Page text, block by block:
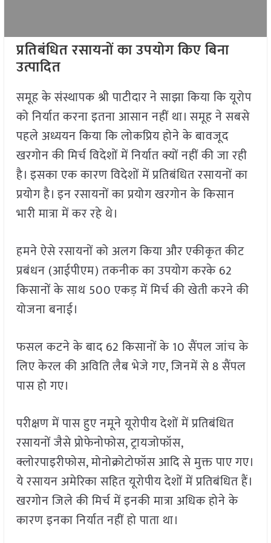
प्रतिबंधित रसायनों का उपयोग किए बिना
उत्पादित
समूह के संस्थापक श्री पाटीदार ने साझा किया कि यूरोप
को निर्यात करना इतना आसान नहीं था। समूह ने सबसे
पहले अध्ययन किया कि लोकप्रिय होने के बावजूद
खरगोन की मिर्च विदेशों में निर्यात क्यों नहीं की जा रही
है। इसका एक कारण विदेशों में प्रतिबंधित रसायनों का
प्रयोग है। इन रसायनों का प्रयोग खरगोन के किसान
भारी मात्रा में कर रहे थे।
हमने ऐसे रसायनों को अलग किया और एकीकृत कीट
प्रबंधन (आईपीएम) तकनीक का उपयोग करके 62
किसानों के साथ 500 एकड़ में मिर्च की खेती करने की
योजना बनाई।
फसल कटने के बाद 62 किसानों के 10 सैंपल जांच के
लिए केरल की अविति लैब भेजे गए, जिनमें से 8 सैंपल
पास हो गए।
परीक्षण में पास हुए नमूने यूरोपीय देशों में प्रतिबंधित
रसायनों जैसे प्रोफेनोफोस, ट्रायजोफॉस,
क्लोरपाइरीफोस, मोनोक्रोटोफॉस आदि से मुक्त पाए गए।
ये रसायन अमेरिका सहित यूरोपीय देशों में प्रतिबंधित हैं।
खरगोन जिले की मिर्च में इनकी मात्रा अधिक होने के
कारण इनका निर्यात नहीं हो पाता था।